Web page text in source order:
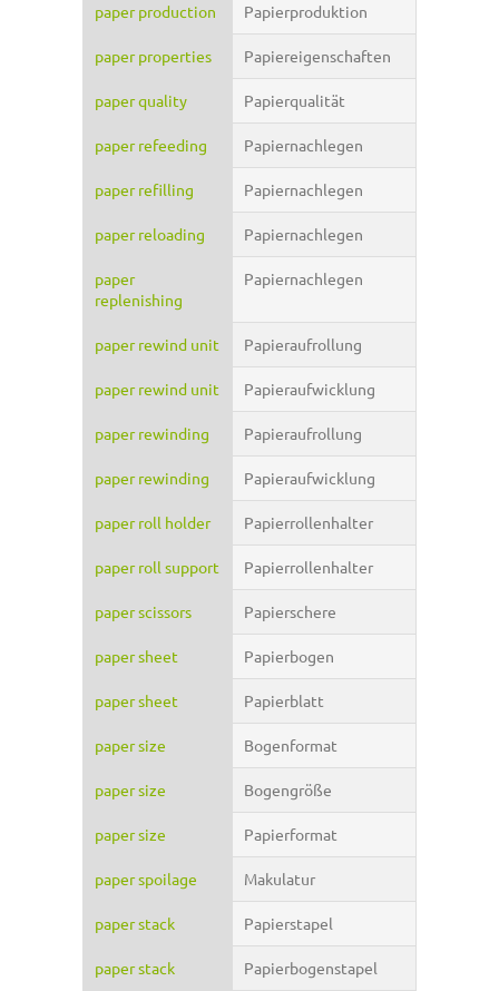
paper production Papierproduktion
paper properties Papiereigenschaften
paper quality Papierqualität
paper refeeding Papiernachlegen
paper refilling Papiernachlegen
paper reloading Papiernachlegen
paper
replenishing
Papiernachlegen
paper rewind unit Papieraufrollung
paper rewind unit Papieraufwicklung
paper rewinding Papieraufrollung
paper rewinding Papieraufwicklung
paper roll holder Papierrollenhalter
paper roll support Papierrollenhalter
paper scissors Papierschere
paper sheet Papierbogen
paper sheet Papierblatt
paper size Bogenformat
paper size Bogengröße
paper size Papierformat
paper spoilage Makulatur
paper stack Papierstapel
paper stack Papierbogenstapel